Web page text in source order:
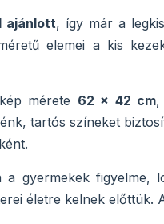
ajánlott, így már a
elemei a kis
mérete 62 × 42 cm,
tartós színeket
gyermekek figyelme,
életre kelnek előttük.